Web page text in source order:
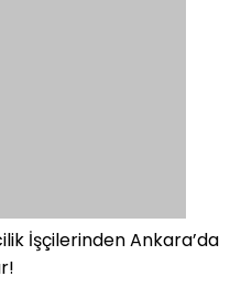
İşçilerinden Ankara’da